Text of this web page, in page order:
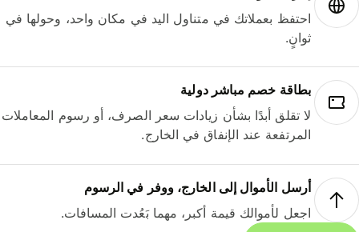
احتفظ بعملاتك في متناول اليد في مكان واحد، وحولها في
ثوانٍ.
بطاقة خصم مباشر دولية
لا تقلق أبدًا بشأن زيادات سعر الصرف، أو رسوم المعاملات
المرتفعة عند الإنفاق في الخارج.
أرسل الأموال إلى الخارج، ووفر في الرسوم
اجعل لأموالك قيمة أكبر، مهما بَعُدت المسافات.